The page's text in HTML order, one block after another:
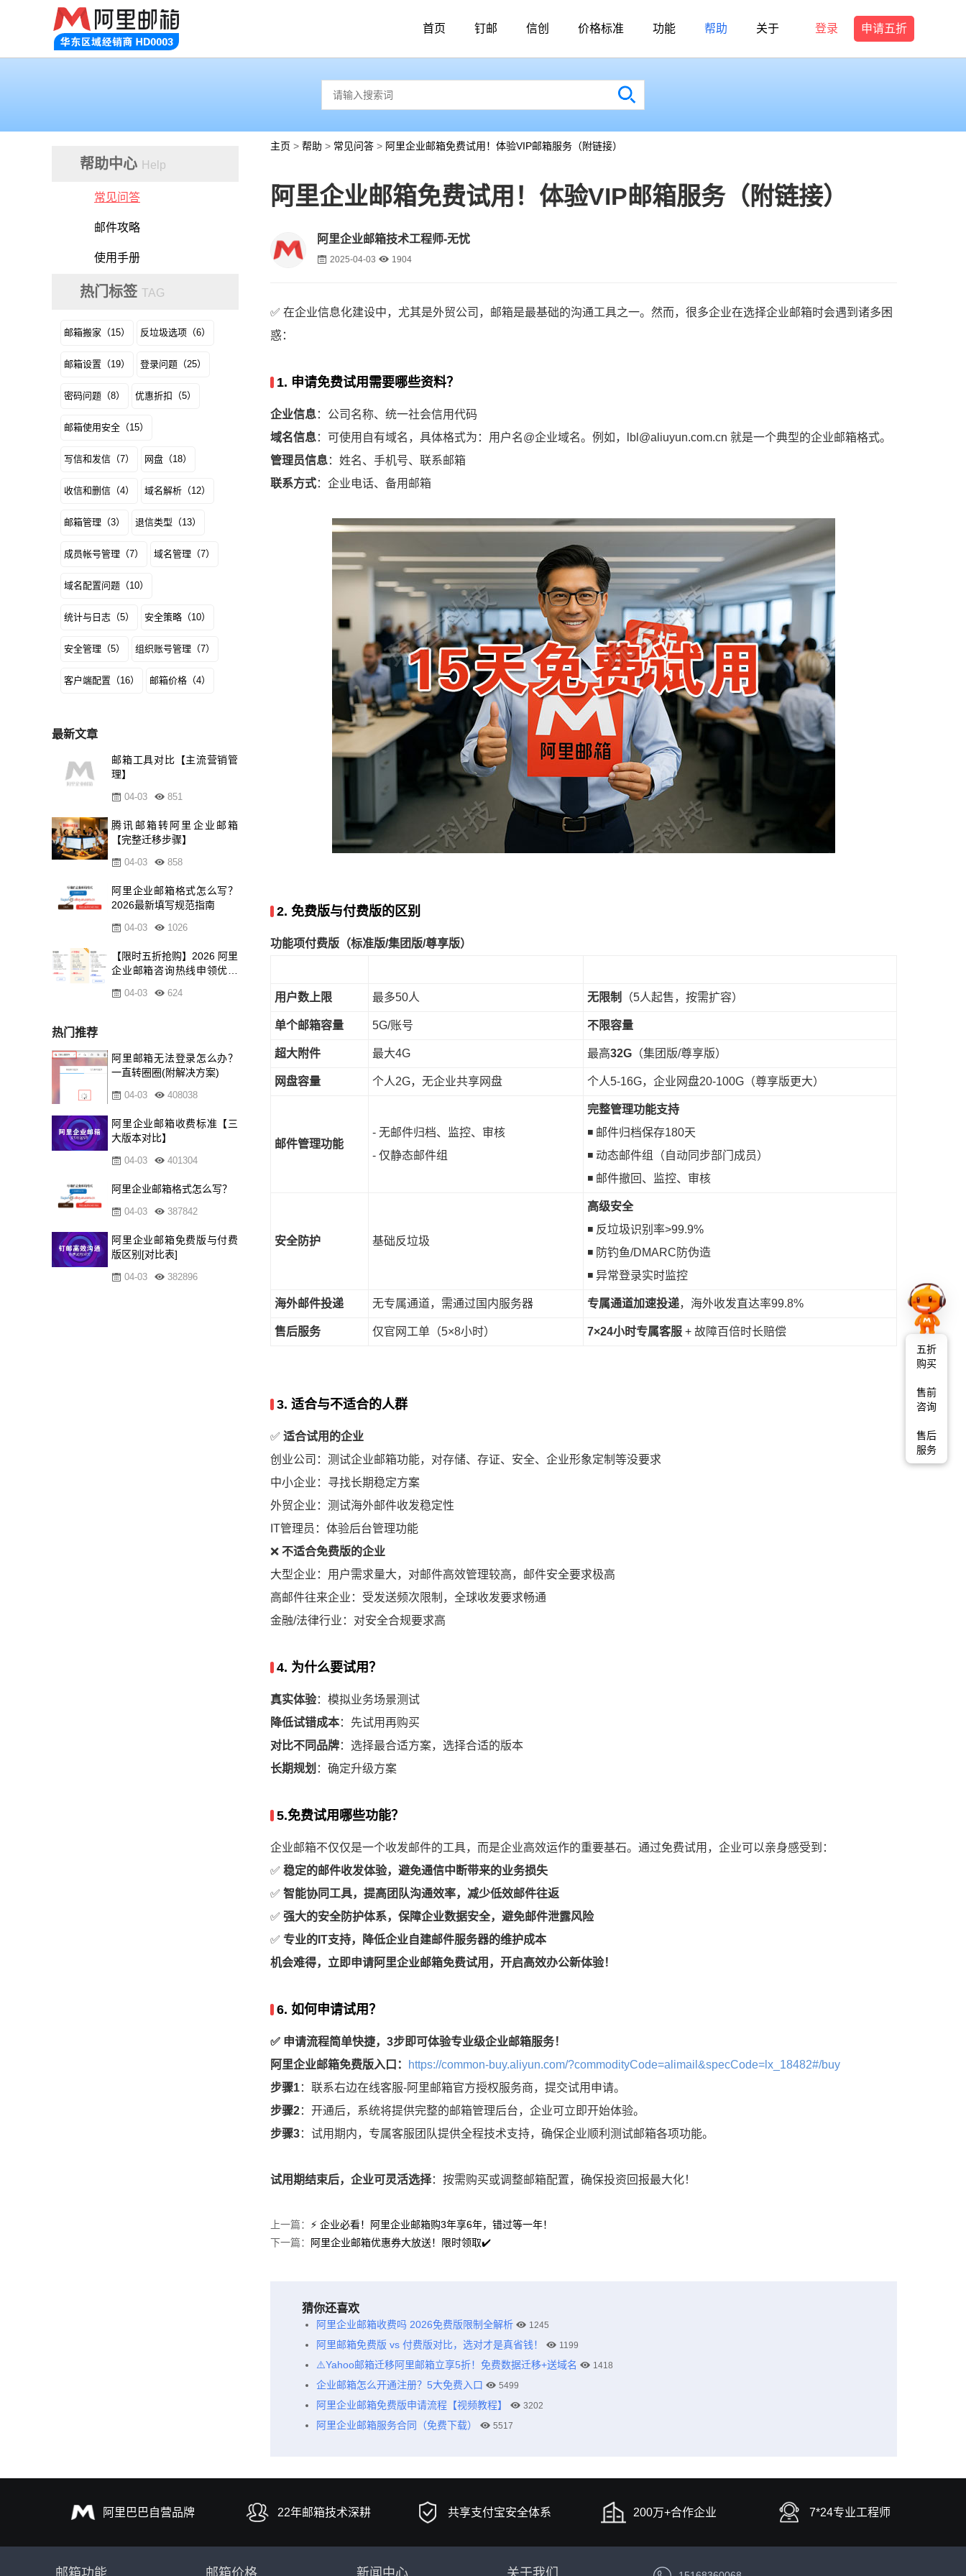
首页 钉邮 信创 价格标准 功能 帮助 关于 登录 申请五折
主页 > 帮助 > 常见问答 > 阿里企业邮箱免费试用！体验VIP邮箱服务（附链接）
阿里企业邮箱免费试用！体验VIP邮箱服务（附链接）
阿里企业邮箱技术工程师-无忧
2025-04-03 1904
✅ 在企业信息化建设中，尤其是外贸公司，邮箱是最基础的沟通工具之一。然而，很多企业在选择企业邮箱时会遇到诸多困
惑：
1. 申请免费试用需要哪些资料？
企业信息：公司名称、统一社会信用代码
域名信息：可使用自有域名，具体格式为：‌用户名@企业域名‌。例如，lbl@aliuyun.com.cn 就是一个典型的企业邮箱格式。‌
管理员信息：姓名、手机号、联系邮箱
联系方式：企业电话、备用邮箱
2. 免费版与付费版的区别
功能项付费版（标准版/集团版/尊享版）
用户数上限 最多50人 无限制 （5人起售，按需扩容）
单个邮箱容量 5G/账号 不限容量
超大附件 最大4G 最高32G （集团版/尊享版）
网盘容量 个人2G，无企业共享网盘 个人5-16G，企业网盘20-100G（尊享版更大）
邮件管理功能
- 无邮件归档、监控、审核
- 仅静态邮件组
完整管理功能支持
◾ 邮件归档保存180天
◾ 动态邮件组（自动同步部门成员）
◾ 邮件撤回、监控、审核
安全防护 基础反垃圾
高级安全
◾ 反垃圾识别率>99.9%
◾ 防钓鱼/DMARC防伪造
◾ 异常登录实时监控
海外邮件投递 无专属通道，需通过国内服务器 专属通道加速投递，海外收发直达率99.8%
售后服务 仅官网工单（5×8小时） 7×24小时专属客服 + 故障百倍时长赔偿
3. 适合与不适合的人群
✅ 适合试用的企业
创业公司：测试企业邮箱功能，对存储、存证、安全、企业形象定制等没要求
中小企业：寻找长期稳定方案
外贸企业：测试海外邮件收发稳定性
IT管理员：体验后台管理功能
❌ 不适合免费版的企业
大型企业：用户需求量大，对邮件高效管理较高，邮件安全要求极高
高邮件往来企业：受发送频次限制，全球收发要求畅通
金融/法律行业：对安全合规要求高
4. 为什么要试用？
真实体验：模拟业务场景测试
降低试错成本：先试用再购买
对比不同品牌：选择最合适方案，选择合适的版本
长期规划 ：确定升级方案
5.免费试用哪些功能？
企业邮箱不仅仅是一个收发邮件的工具，而是企业高效运作的重要基石。通过免费试用，企业可以亲身感受到：
✅ 稳定的邮件收发体验，避免通信中断带来的业务损失
✅ 智能协同工具，提高团队沟通效率，减少低效邮件往返
✅ 强大的安全防护体系，保障企业数据安全，避免邮件泄露风险
✅ 专业的IT支持，降低企业自建邮件服务器的维护成本
机会难得，立即申请阿里企业邮箱免费试用，开启高效办公新体验！
6. 如何申请试用？
✅ 申请流程简单快捷，3步即可体验专业级企业邮箱服务！
阿里企业邮箱免费版入口：
https://common-buy.aliyun.com/?commodityCode=alimail&specCode=lx_18482#/buy
步骤1：联系右边在线客服-阿里邮箱官方授权服务商，提交试用申请。
步骤2：开通后，系统将提供完整的邮箱管理后台，企业可立即开始体验。
步骤3：试用期内，专属客服团队提供全程技术支持，确保企业顺利测试邮箱各项功能。
试用期结束后，企业可灵活选择：按需购买或调整邮箱配置，确保投资回报最大化！
上一篇： ⚡ 企业必看！阿里企业邮箱购3年享6年，错过等一年！
下一篇：
阿里企业邮箱优惠券大放送！限时领取✔️
猜你还喜欢
阿里企业邮箱收费吗 2026免费版限制全解析 1245
阿里邮箱免费版 vs 付费版对比，选对才是真省钱！ 1199
⚠️Yahoo邮箱迁移阿里邮箱立享5折！免费数据迁移+送域名 1418
企业邮箱怎么开通注册？5大免费入口 5499
阿里企业邮箱免费版申请流程【视频教程】 3202
阿里企业邮箱服务合同（免费下载） 5517
帮助中心 Help
常见问答
邮件攻略
使用手册
热门标签 TAG
邮箱搬家（15） 反垃圾选项（6）
邮箱设置（19） 登录问题（25）
密码问题（8） 优惠折扣（5）
邮箱使用安全（15）
写信和发信（7） 网盘（18）
收信和删信（4） 域名解析（12）
邮箱管理（3） 退信类型（13）
成员帐号管理（7） 域名管理（7）
域名配置问题（10）
统计与日志（5） 安全策略（10）
安全管理（5） 组织账号管理（7）
客户端配置（16） 邮箱价格（4）
最新文章
邮箱工具对比【主流营销管
理】
04-03 851
腾讯邮箱转阿里企业邮箱
【完整迁移步骤】
04-03 858
阿里企业邮箱格式怎么写？
2026最新填写规范指南
04-03 1026
【限时五折抢购】2026 阿里
企业邮箱咨询热线申领优惠
04-03 624
热门推荐
阿里邮箱无法登录怎么办？
一直转圈圈(附解决方案)
04-03 408038
阿里企业邮箱收费标准【三
大版本对比】
04-03 401304
阿里企业邮箱格式怎么写？
04-03 387842
阿里企业邮箱免费版与付费
版区别[对比表]
04-03 382896
阿里巴巴自营品牌 22年邮箱技术深耕 共享支付宝安全体系 200万+合作企业 7*24专业工程师
邮箱功能 邮箱价格 新闻中心 关于我们
五折
购买
售前
咨询
售后
服务